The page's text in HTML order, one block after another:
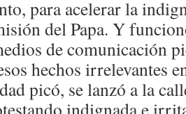
para acelerar la
del Papa. Y
de comunicación
hechos irrelevantes
picó, se lanzó a la
indignada e